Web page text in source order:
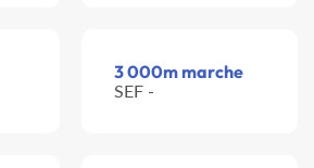
3 000m marche
SEF -